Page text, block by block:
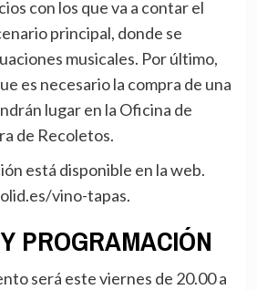
principal, donde se
musicales. Por último,
es necesario la compra de una
lugar en la Oficina de
de Recoletos.
vino-tapas.
PROGRAMACIÓN